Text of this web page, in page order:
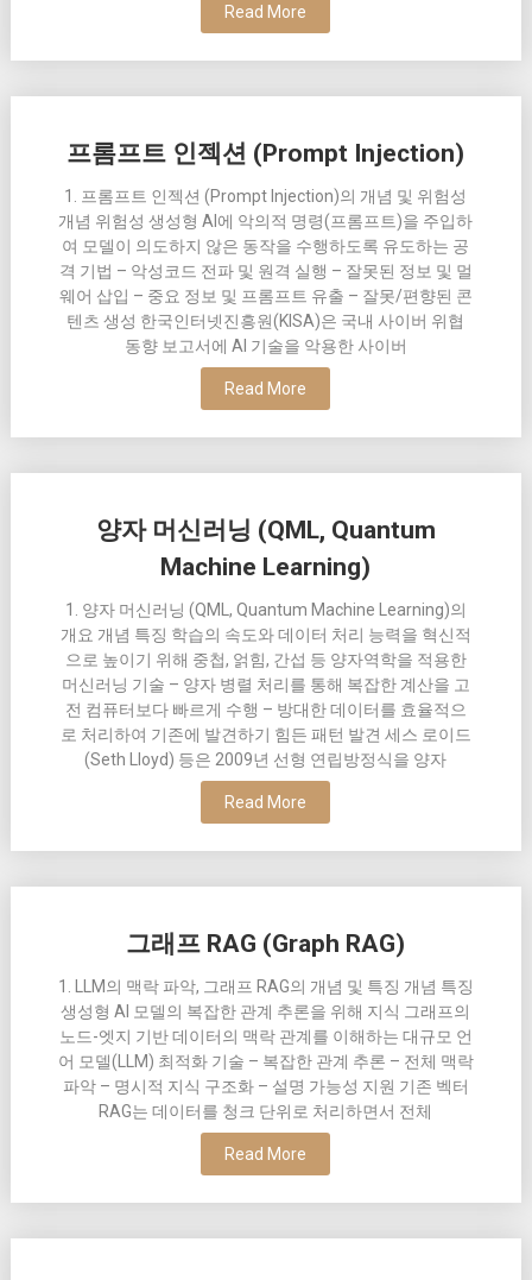
Read More
프롬프트 인젝션 (Prompt Injection)
1. 프롬프트 인젝션 (Prompt Injection)의 개념 및 위험성
개념 위험성 생성형 AI에 악의적 명령(프롬프트)을 주입하
여 모델이 의도하지 않은 동작을 수행하도록 유도하는 공
격 기법 – 악성코드 전파 및 원격 실행 – 잘못된 정보 및 멀
웨어 삽입 – 중요 정보 및 프롬프트 유출 – 잘못/편향된 콘
텐츠 생성 한국인터넷진흥원(KISA)은 국내 사이버 위협
동향 보고서에 AI 기술을 악용한 사이버
Read More
양자 머신러닝 (QML, Quantum
Machine Learning)
1. 양자 머신러닝 (QML, Quantum Machine Learning)의
개요 개념 특징 학습의 속도와 데이터 처리 능력을 혁신적
으로 높이기 위해 중첩, 얽힘, 간섭 등 양자역학을 적용한
머신러닝 기술 – 양자 병렬 처리를 통해 복잡한 계산을 고
전 컴퓨터보다 빠르게 수행 – 방대한 데이터를 효율적으
로 처리하여 기존에 발견하기 힘든 패턴 발견 세스 로이드
(Seth Lloyd) 등은 2009년 선형 연립방정식을 양자
Read More
그래프 RAG (Graph RAG)
1. LLM의 맥락 파악, 그래프 RAG의 개념 및 특징 개념 특징
생성형 AI 모델의 복잡한 관계 추론을 위해 지식 그래프의
노드-엣지 기반 데이터의 맥락 관계를 이해하는 대규모 언
어 모델(LLM) 최적화 기술 – 복잡한 관계 추론 – 전체 맥락
파악 – 명시적 지식 구조화 – 설명 가능성 지원 기존 벡터
RAG는 데이터를 청크 단위로 처리하면서 전체
Read More